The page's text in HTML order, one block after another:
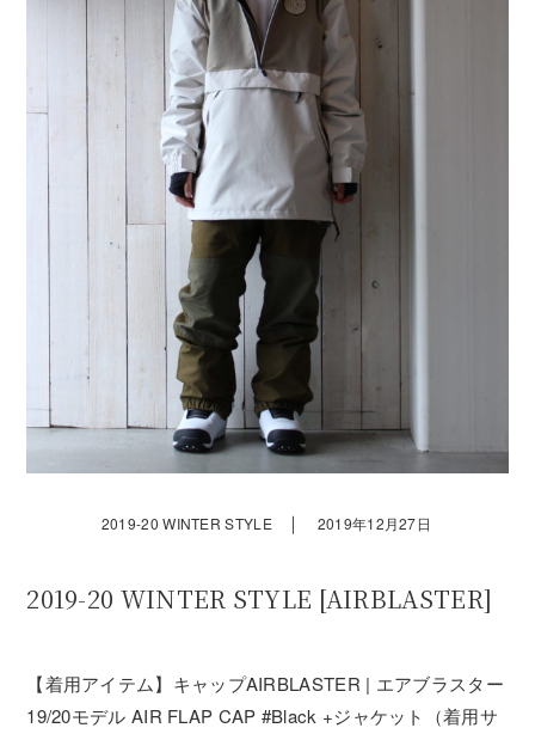
2019-20 WINTER STYLE ｜ 2019年12月27日
2019-20 WINTER STYLE [AIRBLASTER]
【着用アイテム】キャップAIRBLASTER | エアブラスター
19/20モデル AIR FLAP CAP #Black +ジャケット（着用サ